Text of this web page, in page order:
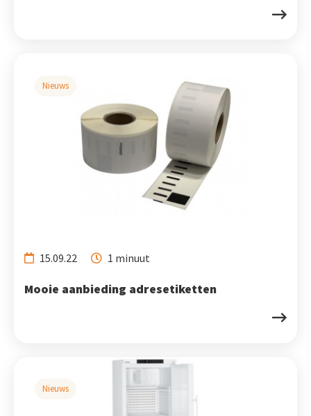
Nieuws
15.09.22 1 minuut
Mooie aanbieding adresetiketten
Nieuws